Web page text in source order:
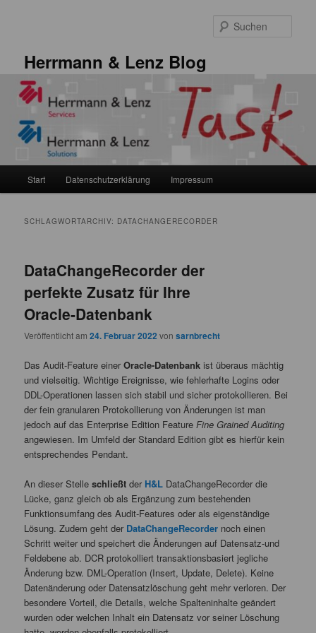
Herrmann & Lenz Blog
Start Datenschutzerklärung Impressum
SCHLAGWORTARCHIV: DATACHANGERECORDER
DataChangeRecorder der
perfekte Zusatz für Ihre
Oracle-Datenbank
Veröffentlicht am24. Februar 2022 vonsarnbrecht
Das Audit-Feature einerOracle-Datenbank ist überaus mächtig
und vielseitig. Wichtige Ereignisse, wie fehlerhafte Logins oder
DDL-Operationen lassen sich stabil und sicher protokollieren. Bei
der fein granularen Protokollierung von Änderungen ist man
jedoch auf das Enterprise Edition Feature Fine Grained Auditing
angewiesen. Im Umfeld der Standard Edition gibt es hierfür kein
entsprechendes Pendant.
An dieser Stelleschließt der H&L DataChangeRecorder die
Lücke, ganz gleich ob als Ergänzung zum bestehenden
Funktionsumfang des Audit-Features oder als eigenständige
Lösung. Zudem geht der DataChangeRecorder noch einen
Schritt weiter und speichert die Änderungen auf Datensatz-und
Feldebene ab. DCR protokolliert transaktionsbasiert jegliche
Änderung bzw. DML-Operation (Insert, Update, Delete). Keine
Datenänderung oder Datensatzlöschung geht mehr verloren. Der
besondere Vorteil, die Details, welche Spalteninhalte geändert
wurden oder welchen Inhalt ein Datensatz vor seiner Löschung